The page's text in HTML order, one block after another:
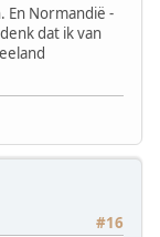
En Normandië -
dat ik van
#16